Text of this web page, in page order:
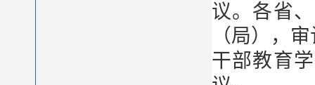
议。各省
（局），
干部教育